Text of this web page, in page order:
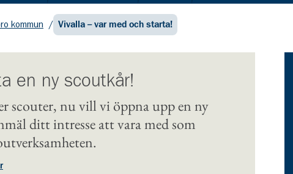
kommun / Vivalla – var med och starta!
en ny scoutkår!
scouter, nu vill vi öppna upp en ny
ditt intresse att vara med som